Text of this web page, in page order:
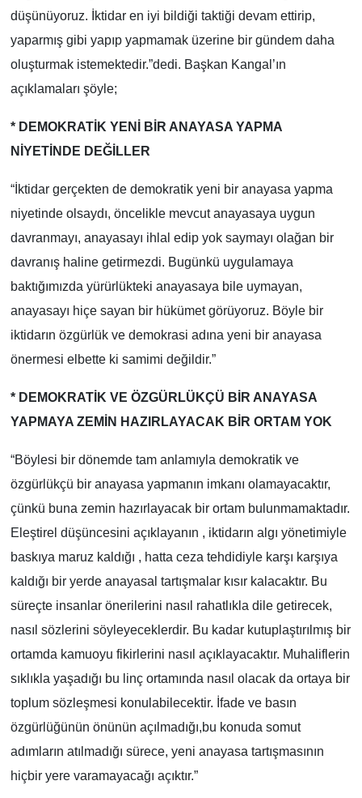
düşünüyoruz. İktidar en iyi bildiği taktiği devam ettirip,
yaparmış gibi yapıp yapmamak üzerine bir gündem daha
oluşturmak istemektedir.”dedi. Başkan Kangal’ın
açıklamaları şöyle;
* DEMOKRATİK YENİ BİR ANAYASA YAPMA
NİYETİNDE DEĞİLLER
“İktidar gerçekten de demokratik yeni bir anayasa yapma
niyetinde olsaydı, öncelikle mevcut anayasaya uygun
davranmayı, anayasayı ihlal edip yok saymayı olağan bir
davranış haline getirmezdi. Bugünkü uygulamaya
baktığımızda yürürlükteki anayasaya bile uymayan,
anayasayı hiçe sayan bir hükümet görüyoruz. Böyle bir
iktidarın özgürlük ve demokrasi adına yeni bir anayasa
önermesi elbette ki samimi değildir.”
* DEMOKRATİK VE ÖZGÜRLÜKÇÜ BİR ANAYASA
YAPMAYA ZEMİN HAZIRLAYACAK BİR ORTAM YOK
“Böylesi bir dönemde tam anlamıyla demokratik ve
özgürlükçü bir anayasa yapmanın imkanı olamayacaktır,
çünkü buna zemin hazırlayacak bir ortam bulunmamaktadır.
Eleştirel düşüncesini açıklayanın , iktidarın algı yönetimiyle
baskıya maruz kaldığı , hatta ceza tehdidiyle karşı karşıya
kaldığı bir yerde anayasal tartışmalar kısır kalacaktır. Bu
süreçte insanlar önerilerini nasıl rahatlıkla dile getirecek,
nasıl sözlerini söyleyeceklerdir. Bu kadar kutuplaştırılmış bir
ortamda kamuoyu fikirlerini nasıl açıklayacaktır. Muhaliflerin
sıklıkla yaşadığı bu linç ortamında nasıl olacak da ortaya bir
toplum sözleşmesi konulabilecektir. İfade ve basın
özgürlüğünün önünün açılmadığı,bu konuda somut
adımların atılmadığı sürece, yeni anayasa tartışmasının
hiçbir yere varamayacağı açıktır.”